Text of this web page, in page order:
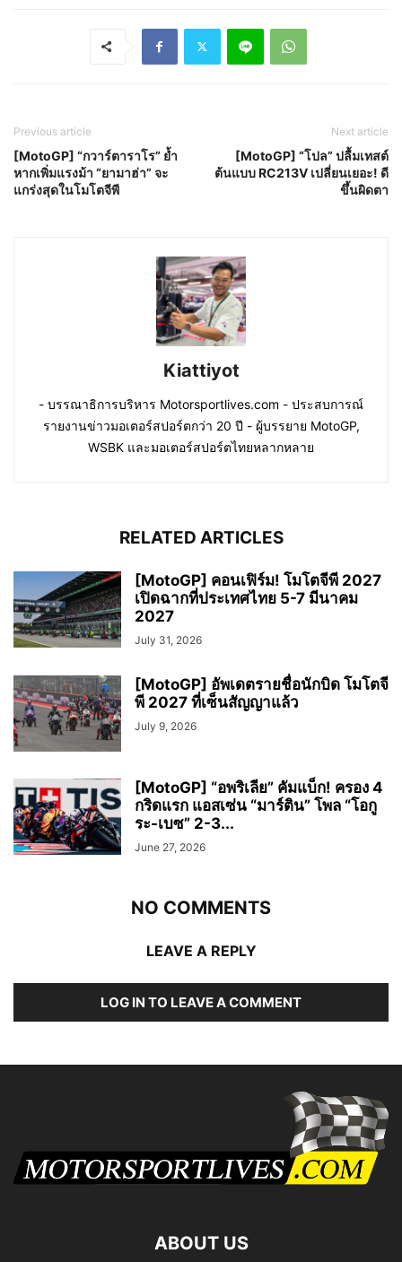
Previous article
[MotoGP] “กวาร์ตาราโร” ย้ำ
หากเพิ่มแรงม้า “ยามาฮ่า” จะ
แกร่งสุดในโมโตจีพี
Next article
[MotoGP] “โปล” ปลื้มเทสต์
ต้นแบบ RC213V เปลี่ยนเยอะ! ดี
ขึ้นผิดตา
Kiattiyot
- บรรณาธิการบริหาร Motorsportlives.com - ประสบการณ์
รายงานข่าวมอเตอร์สปอร์ตกว่า 20 ปี - ผู้บรรยาย MotoGP,
WSBK และมอเตอร์สปอร์ตไทยหลากหลาย
RELATED ARTICLES
[MotoGP] คอนเฟิร์ม! โมโตจีพี 2027
เปิดฉากที่ประเทศไทย 5-7 มีนาคม
2027
July 31, 2026
[MotoGP] อัพเดตรายชื่อนักบิด โมโตจี
พี 2027 ที่เซ็นสัญญาแล้ว
July 9, 2026
[MotoGP] “อพริเลีย” คัมแบ็ก! ครอง 4
กริดแรก แอสเซ่น “มาร์ติน” โพล “โอกู
ระ-เบซ” 2-3...
June 27, 2026
NO COMMENTS
LEAVE A REPLY
LOG IN TO LEAVE A COMMENT
ABOUT US